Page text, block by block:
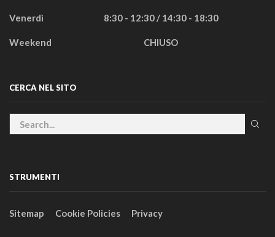
Venerdì 8:30 - 12:30 / 14:30 - 18:30
Weekend CHIUSO
CERCA NEL SITO
STRUMENTI
Sitemap Cookie Policies Privacy